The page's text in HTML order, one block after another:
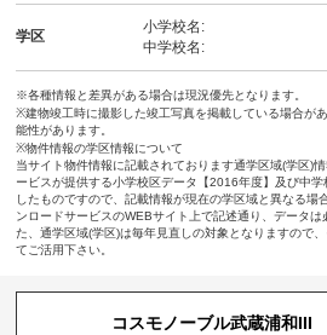
学区
小学校名:
中学校名:
※各種情報と差異がある場合は現況優先となります。
※建物竣工時に撮影した竣工写真を掲載している場合が
能性があります。
※物件情報の学区情報について
当サイト物件情報に記載されております通学区域(学区)
ービスが提供する小学校区データ【2016年度】及び中
したものですので、記載情報が現在の学区域と異なる場
ンロードサービスのWEBサイト上で記述通り、データは
た、通学区域(学区)は毎年見直しの対象となりますので
てご活用下さい。
コスモノーブル武蔵浦和III